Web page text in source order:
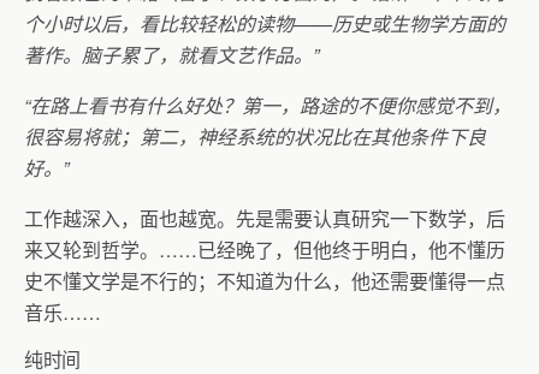
个小时以后，看比较轻松的读物——历史或生物学方面的
著作。脑子累了，就看文艺作品。”
“在路上看书有什么好处？第一，路途的不便你感觉不到，
很容易将就；第二，神经系统的状况比在其他条件下良
好。”
工作越深入，面也越宽。先是需要认真研究一下数学，后
来又轮到哲学。……已经晚了，但他终于明白，他不懂历
史不懂文学是不行的；不知道为什么，他还需要懂得一点
音乐……
纯时间